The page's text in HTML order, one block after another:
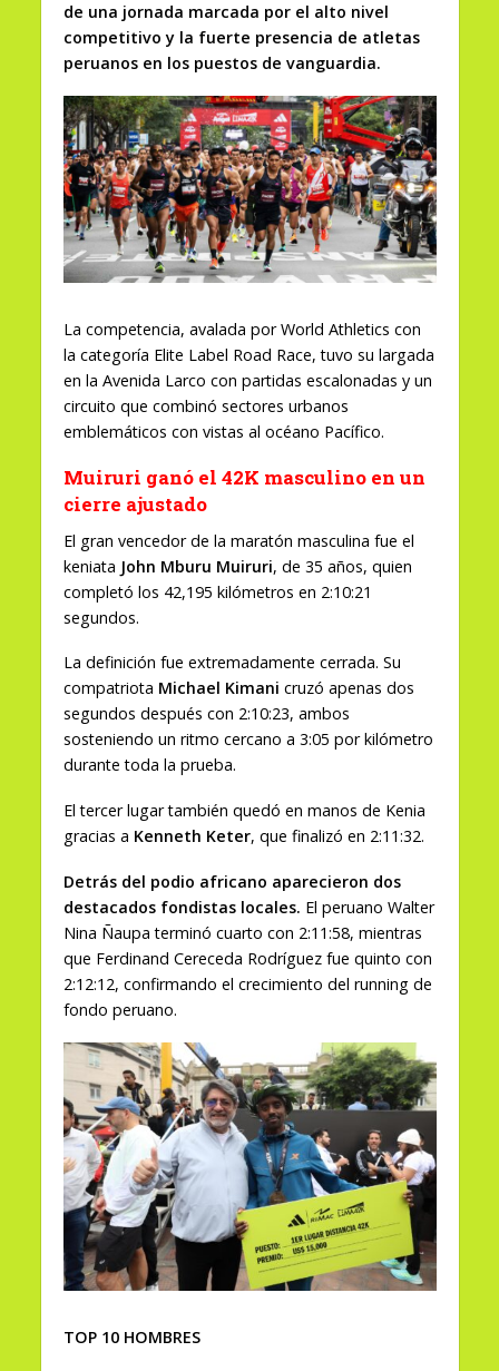
de una jornada marcada por el alto nivel
competitivo y la fuerte presencia de atletas
peruanos en los puestos de vanguardia.
La competencia, avalada por World Athletics con
la categoría Elite Label Road Race, tuvo su largada
en la Avenida Larco con partidas escalonadas y un
circuito que combinó sectores urbanos
emblemáticos con vistas al océano Pacífico.
Muiruri ganó el 42K masculino en un
cierre ajustado
El gran vencedor de la maratón masculina fue el
keniata John Mburu Muiruri, de 35 años, quien
completó los 42,195 kilómetros en 2:10:21
segundos.
La definición fue extremadamente cerrada. Su
compatriota Michael Kimani cruzó apenas dos
segundos después con 2:10:23, ambos
sosteniendo un ritmo cercano a 3:05 por kilómetro
durante toda la prueba.
El tercer lugar también quedó en manos de Kenia
gracias a Kenneth Keter, que finalizó en 2:11:32.
Detrás del podio africano aparecieron dos
destacados fondistas locales. El peruano Walter
Nina Ñaupa terminó cuarto con 2:11:58, mientras
que Ferdinand Cereceda Rodríguez fue quinto con
2:12:12, confirmando el crecimiento del running de
fondo peruano.
TOP 10 HOMBRES